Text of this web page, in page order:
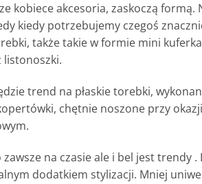
kobiece akcesoria, zaskoczą formą.
kiedy potrzebujemy czegoś
także takie w formie mini
listonoszki.
trend na płaskie torebki,
chętnie noszone przy
na czasie ale i bel jest trendy .
dodatkiem stylizacji. Mniej